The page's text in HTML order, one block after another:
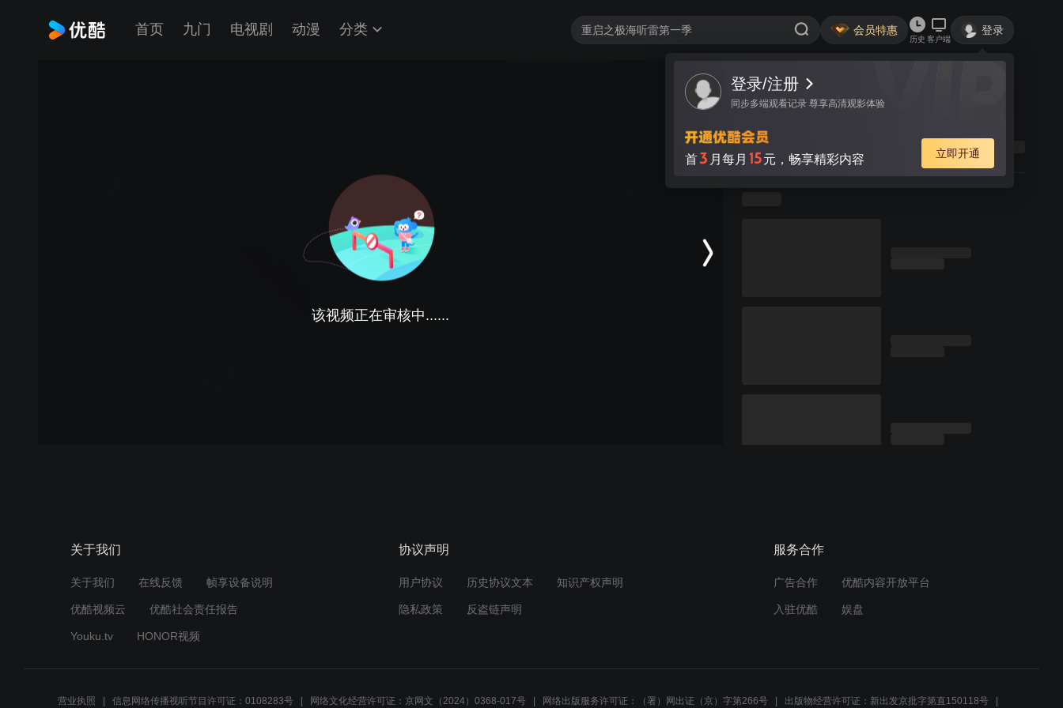
首页 九门 电视剧 动漫 分类 会员特惠
历史 客户端
登录
登录/注册
同步多端观看记录 尊享高清观影体验
首3 月每月 15元，畅享精彩内容 立即开通
该视频正在审核中......
关于我们
关于我们 在线反馈 帧享设备说明
优酷视频云 优酷社会责任报告
Youku.tv HONOR视频
协议声明
用户协议 历史协议文本 知识产权声明
隐私政策 反盗链声明
服务合作
广告合作 优酷内容开放平台
入驻优酷 娱盘
营业执照 信息网络传播视听节目许可证：0108283号 网络文化经营许可证：京网文（2024）0368-017号 网络出版服务许可证：（署）网出证（京）字第266号 出版物经营许可证：新出发京批字第直150118号